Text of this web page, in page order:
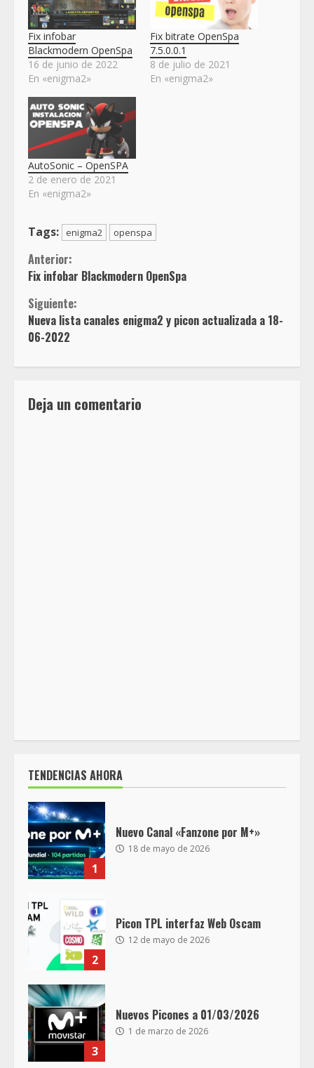
Fix infobar
Blackmodern OpenSpa
16 de junio de 2022
En «enigma2»
Fix bitrate OpenSpa
7.5.0.0.1
8 de julio de 2021
En «enigma2»
AutoSonic – OpenSPA
2 de enero de 2021
En «enigma2»
Tags: enigma2 openspa
Sigue
leyendo
Anterior:
Fix infobar Blackmodern OpenSpa
Siguiente:
Nueva lista canales enigma2 y picon actualizada a 18-
06-2022
Deja un comentario
TENDENCIAS AHORA
1
Nuevo Canal «Fanzone por M+»
18 de mayo de 2026
2
Picon TPL interfaz Web Oscam
12 de mayo de 2026
3
Nuevos Picones a 01/03/2026
1 de marzo de 2026